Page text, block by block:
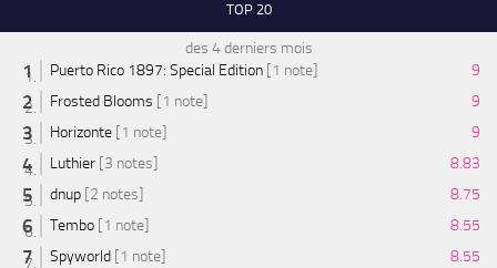
TOP 20
des 4 derniers mois
Puerto Rico 1897: Special Edition [1 note]
9
Frosted Blooms [1 note]
9
Horizonte [1 note]
9
Luthier [3 notes]
8.83
dnup [2 notes]
8.75
Tembo [1 note]
8.55
Spyworld [1 note]
8.55